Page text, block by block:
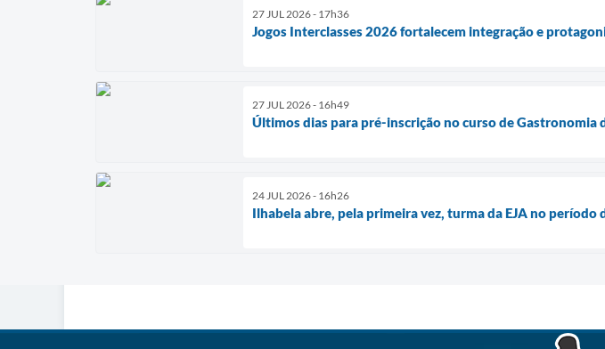
27 JUL 2026 - 17h36
Jogos Interclasses 2026 fortalecem integração e
27 JUL 2026 - 16h49
Últimos dias para pré-inscrição no curso de Gastronomia
24 JUL 2026 - 16h26
Ilhabela abre, pela primeira vez, turma da EJA no período